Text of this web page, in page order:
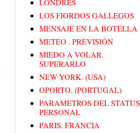
LONDRES
LOS FIORDOS GALLEGOS
MENSAJE EN LA BOTELLA
METEO . PREVISIÓN
MIEDO A VOLAR.
SUPERARLO
NEW YORK. (USA)
OPORTO. (PORTUGAL)
PARAMETROS DEL STATUS
PERSONAL
PARIS. FRANCIA